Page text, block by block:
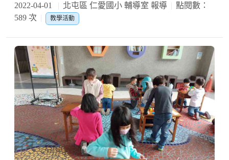
2022-04-01 北屯區 仁愛國小 輔導室 報導
點閱數：
589 次
教學活動